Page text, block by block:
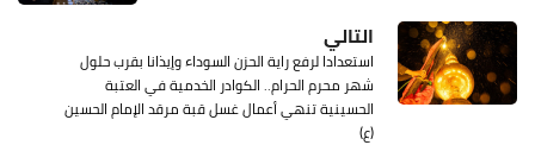
التالي
استعدادا لرفع راية الحزن السوداء وإيذانا بقرب حلول
شهر محرم الحرام.. الكوادر الخدمية في العتبة
الحسينية تنهي أعمال غسل قبة مرقد الإمام الحسين
(ع)